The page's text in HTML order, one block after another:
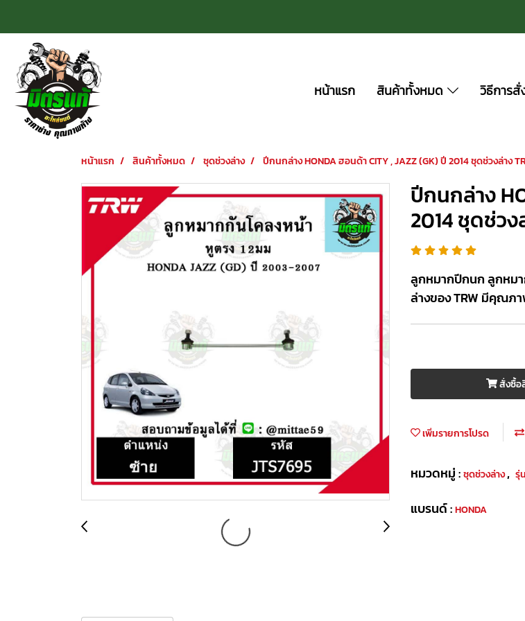
หน้าแรก สินค้าทั้งหมด วิธีการสั่
หน้าแรก สินค้าทั้งหมด ชุดช่วงล่าง ปีกนกล่าง HONDA ฮอนด้า CITY , JAZZ (GK) ปี 2014 ชุดช่วงล่าง
ปีกนกล่าง
2014 ชุดช่วง
ลูกหมากปีกนก ลูกหม
ล่างของ TRW มีคุณภ
สั่งซื้อ
เพิ่มรายการโปรด
หมวดหมู่ :ชุดช่วงล่าง, รุ่
แบรนด์ :HONDA